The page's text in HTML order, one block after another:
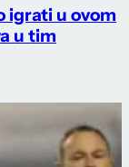
igrati u ovom
u tim